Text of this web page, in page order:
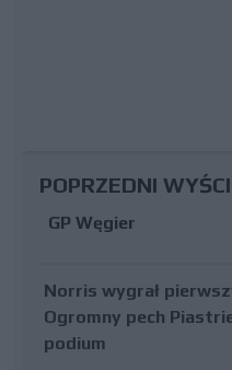
POPRZEDNI
GP Węgier
Norris wygrał
Ogromny pech
podium